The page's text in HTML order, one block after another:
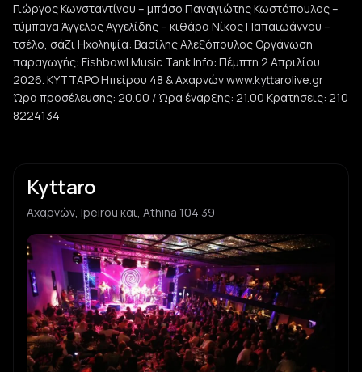
Γιώργος Κωνσταντίνου – μπάσο Παναγιώτης Κωστόπουλος –
τύμπανα Άγγελος Αγγελίδης – κιθάρα Νίκος Παπαϊωάννου –
τσέλο, σάζι Ηχοληψία: Βασίλης Αλεξόπουλος Οργάνωση
παραγωγής: Fishbowl Music Tank Info: Πέμπτη 2 Απριλίου
2026. ΚΥΤΤΑΡΟ Ηπείρου 48 & Αχαρνών www.kyttarolive.gr
Ώρα προσέλευσης: 20.00 / Ώρα έναρξης: 21.00 Κρατήσεις: 210
8224134
Kyttaro
Αχαρνών, Ipeirou και, Athina 104 39